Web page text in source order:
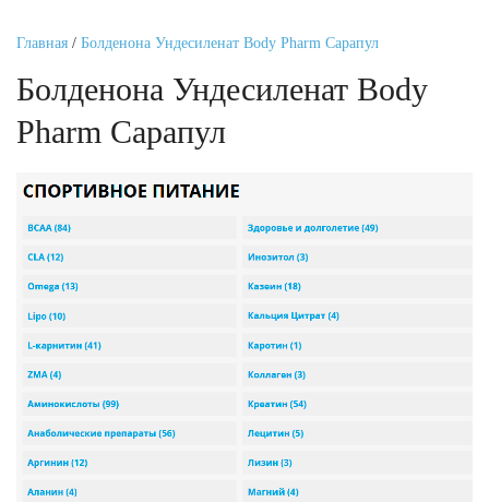
Главная / Болденона Ундесиленат Body Pharm Сарапул
Болденона Ундесиленат Body
Pharm Сарапул